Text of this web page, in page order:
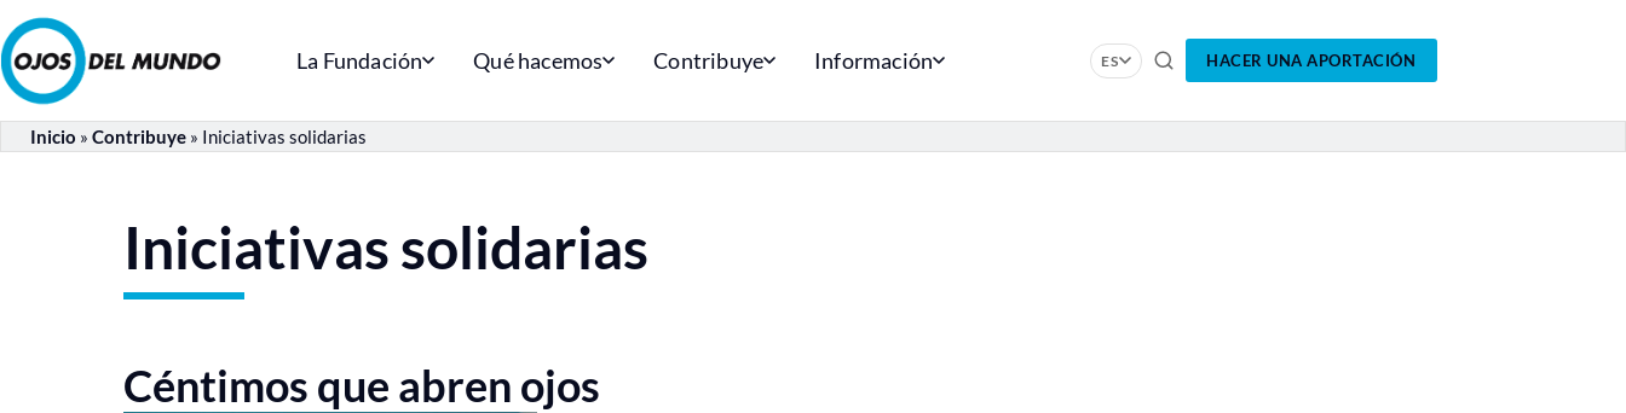
La Fundación Qué hacemos Contribuye Información ES HACER UNA APORTACIÓN
Inicio » Contribuye » Iniciativas solidarias
Iniciativas solidarias
Céntimos que abren ojos